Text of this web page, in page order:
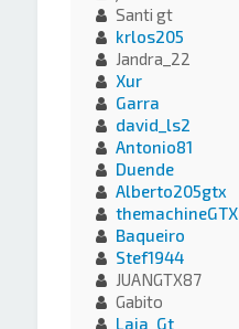
Santi gt
krlos205
Jandra_22
Xur
Garra
david_ls2
Antonio81
Duende
Alberto205gtx
themachineGTX
Baqueiro
Stef1944
JUANGTX87
Gabito
Laia_Gt